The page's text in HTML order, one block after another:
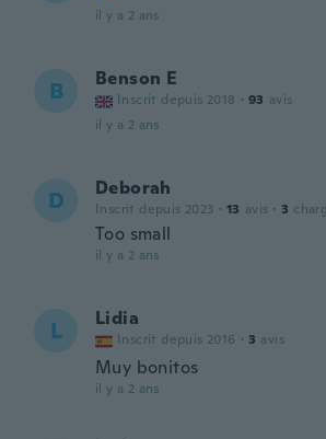
il y a 2 ans
B Benson E
Inscrit depuis 2018 · 93 avis
il y a 2 ans
D Deborah
Inscrit depuis 2023 · 13 avis · 3
Too small
il y a 2 ans
L Lidia
Inscrit depuis 2016 · 3 avis
Muy bonitos
il y a 2 ans